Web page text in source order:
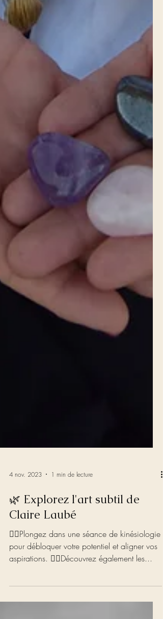
4 nov. 2023 1 min de lecture
🌿 Explorez l'art subtil de
Claire Laubé
aspirations. 💆‍♀️Découvrez également les...